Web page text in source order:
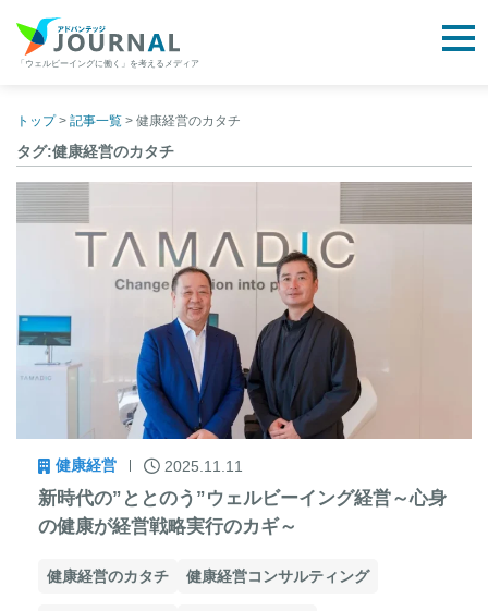
content
「ウェルビーイングに働く」を考えるメディア
トップ> 記事一覧 > 健康経営のカタチ
タグ:健康経営のカタチ
健康経営 2025.11.11
新時代の”ととのう”ウェルビーイング経営～心身
の健康が経営戦略実行のカギ～
健康経営のカタチ 健康経営コンサルティング